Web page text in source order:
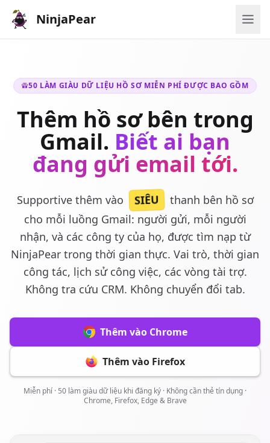
NinjaPear
50 LÀM GIÀU DỮ LIỆU HỒ SƠ MIỄN PHÍ ĐƯỢC BAO GỒM
Thêm hồ sơ bên trong
Gmail. Biết ai bạn
đang gửi email tới.
Supportive thêm vào SIÊU
thanh bên hồ sơ
cho mỗi luồng Gmail: người gửi, mỗi người
nhận, và các công ty của họ, được tìm nạp từ
NinjaPear trong thời gian thực. Vai trò, thời gian
công tác, lịch sử công việc, các vòng tài trợ.
Không tra cứu CRM. Không chuyển đổi tab.
Thêm vào Chrome
Thêm vào Firefox
Miễn phí · 50 làm giàu dữ liệu khi đăng ký · Không cần thẻ tín dụng ·
Chrome, Firefox, Edge & Brave